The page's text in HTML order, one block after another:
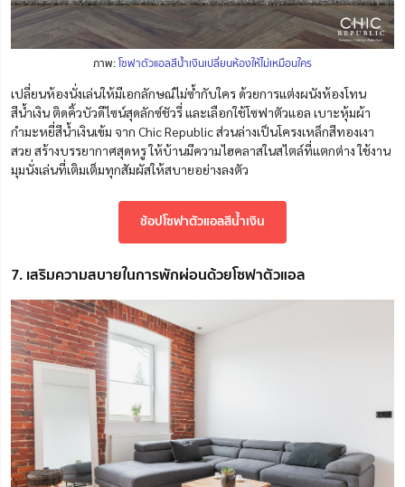
ภาพ:โซฟาตัวแอลสีน้ำเงินเปลี่ยนห้องให้ไม่เหมือนใคร
เปลี่ยนห้องนั่งเล่นให้มีเอกลักษณ์ไม่ซ้ำกับใคร ด้วยการแต่งผนังห้องโทน
สีน้ำเงิน ติดคิ้วบัวดีไซน์สุดลักซ์ชัวรี่ และเลือกใช้โซฟาตัวแอล เบาะหุ้มผ้า
กำมะหยี่สีน้ำเงินเข้ม จาก Chic Republicส่วนล่างเป็นโครงเหล็กสีทองเงา
สวย สร้างบรรยากาศสุดหรู ให้บ้านมีความไฮคลาสในสไตล์ที่แตกต่าง ใช้งาน
มุมนั่งเล่นที่เติมเต็มทุกสัมผัสให้สบายอย่างลงตัว
ช้อปโซฟาตัวแอลสีน้ำเงิน
7. เสริมความสบายในการพักผ่อนด้วยโซฟาตัวแอล